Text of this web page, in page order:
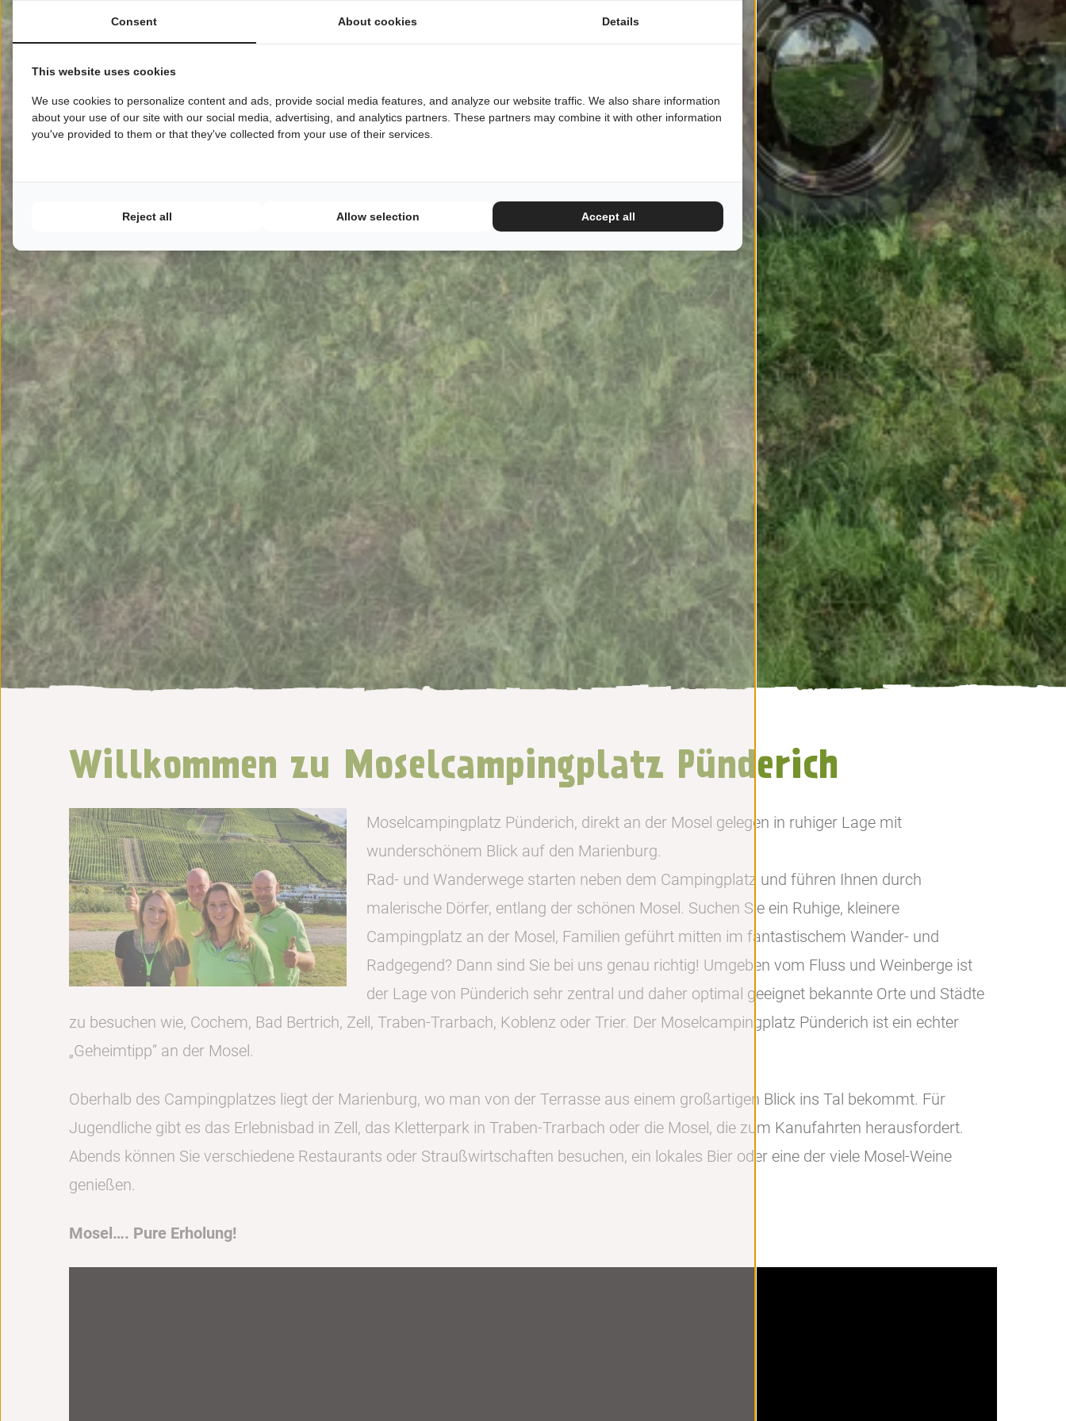
Consent About cookies Details
This website uses cookies
We use cookies to personalize content and ads, provide social media features, and analyze our website traffic. We also share information
about your use of our site with our social media, advertising, and analytics partners. These partners may combine it with other information
you've provided to them or that they've collected from your use of their services.
Reject all Allow selection Accept all
Willkommen zu Moselcampingplatz Pünderich
Moselcampingplatz Pünderich, direkt an der Mosel gelegen in ruhiger Lage mit
wunderschönem Blick auf den Marienburg.
Rad- und Wanderwege starten neben dem Campingplatz und führen Ihnen durch
malerische Dörfer, entlang der schönen Mosel. Suchen Sie ein Ruhige, kleinere
Campingplatz an der Mosel, Familien geführt mitten im fantastischem Wander- und
Radgegend? Dann sind Sie bei uns genau richtig! Umgeben vom Fluss und Weinberge ist
der Lage von Pünderich sehr zentral und daher optimal geeignet bekannte Orte und Städte
zu besuchen wie, Cochem, Bad Bertrich, Zell, Traben-Trarbach, Koblenz oder Trier. Der Moselcampingplatz Pünderich ist ein echter
„Geheimtipp“ an der Mosel.
Oberhalb des Campingplatzes liegt der Marienburg, wo man von der Terrasse aus einem großartigen Blick ins Tal bekommt. Für
Jugendliche gibt es das Erlebnisbad in Zell, das Kletterpark in Traben-Trarbach oder die Mosel, die zum Kanufahrten herausfordert.
Abends können Sie verschiedene Restaurants oder Straußwirtschaften besuchen, ein lokales Bier oder eine der viele Mosel-Weine
genießen.
Mosel…. Pure Erholung!